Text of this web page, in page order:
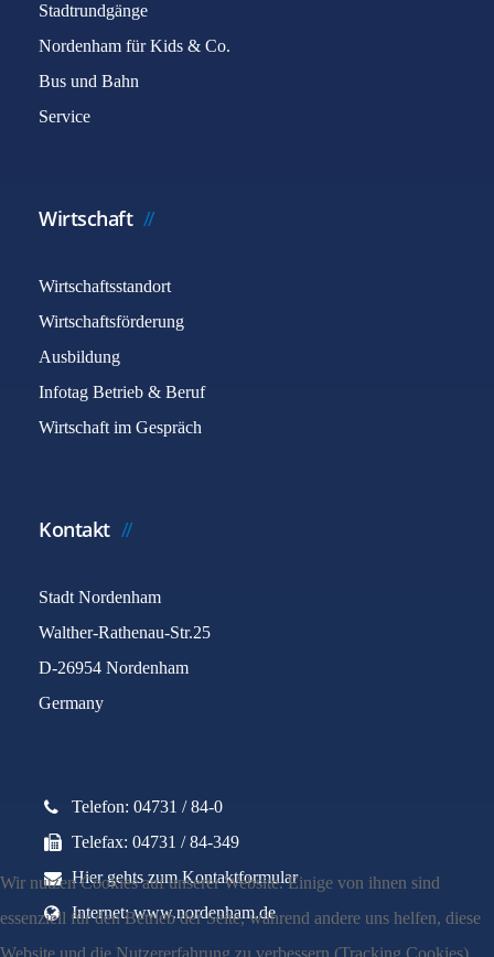
Stadtrundgänge
Nordenham für Kids & Co.
Bus und Bahn
Service
Wirtschaft
Wirtschaftsstandort
Wirtschaftsförderung
Ausbildung
Infotag Betrieb & Beruf
Wirtschaft im Gespräch
Kontakt
Stadt Nordenham
Walther-Rathenau-Str.25
D-26954 Nordenham
Germany
Telefon: 04731 / 84-0
Telefax: 04731 / 84-349
Hier gehts zum Kontaktformular
Internet: www.nordenham.de
Wir nutzen Cookies auf unserer Website. Einige von ihnen sind
essenziell für den Betrieb der Seite, während andere uns helfen, diese
Website und die Nutzererfahrung zu verbessern (Tracking Cookies).